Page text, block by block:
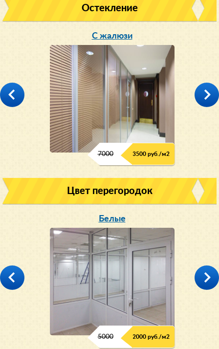
Остекление
С жалюзи
7000 3500 руб./м2
Цвет перегородок
Белые
5000 2000 руб./м2